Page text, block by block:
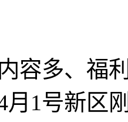
多、福
1号新区